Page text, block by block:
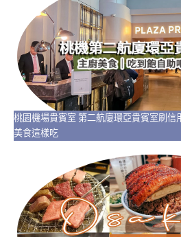
桃園機場貴賓室 第二航廈環亞貴賓室刷信
美食這樣吃